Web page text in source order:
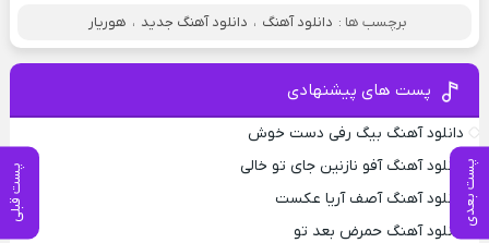
پست بعدی پست قبلی
برچسب ها : دانلود آهنگ ، دانلود آهنگ جدید ، هوریار
پست های پیشنهادی
دانلود آهنگ بیگ رفی دست خوش
دانلود آهنگ آفو نازنین جای تو خالی
دانلود آهنگ آصف آریا عکست
دانلود آهنگ حمرض بعد تو